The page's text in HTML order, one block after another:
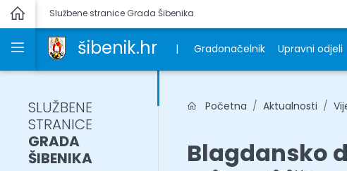
Službene stranice Grada Šibenika
šibenik.hr | Gradonačelnik Upravni odjeli
SLUŽBENE
STRANICE
GRADA
ŠIBENIKA
Početna Aktualnosti
Blagdansko